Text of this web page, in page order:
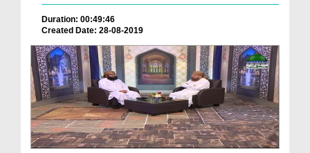
Duration: 00:49:46
Created Date: 28-08-2019